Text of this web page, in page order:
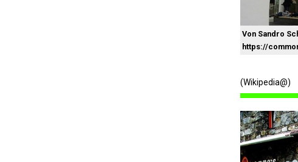
Von Sandro
https://
(Wikipedia@)